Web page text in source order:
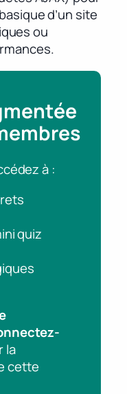
d’un site
ou
à :
quiz
la
cette